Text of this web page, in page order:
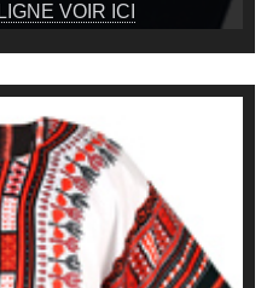
VOIR ICI